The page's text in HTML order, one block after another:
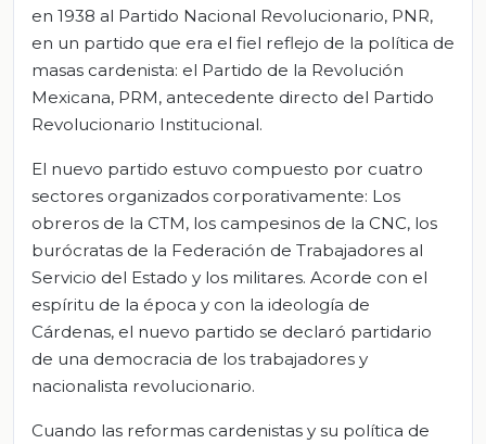
en 1938 al Partido Nacional Revolucionario, PNR,
en un partido que era el fiel reflejo de la política de
masas cardenista: el Partido de la Revolución
Mexicana, PRM, antecedente directo del Partido
Revolucionario Institucional.
El nuevo partido estuvo compuesto por cuatro
sectores organizados corporativamente: Los
obreros de la CTM, los campesinos de la CNC, los
burócratas de la Federación de Trabajadores al
Servicio del Estado y los militares. Acorde con el
espíritu de la época y con la ideología de
Cárdenas, el nuevo partido se declaró partidario
de una democracia de los trabajadores y
nacionalista revolucionario.
Cuando las reformas cardenistas y su política de